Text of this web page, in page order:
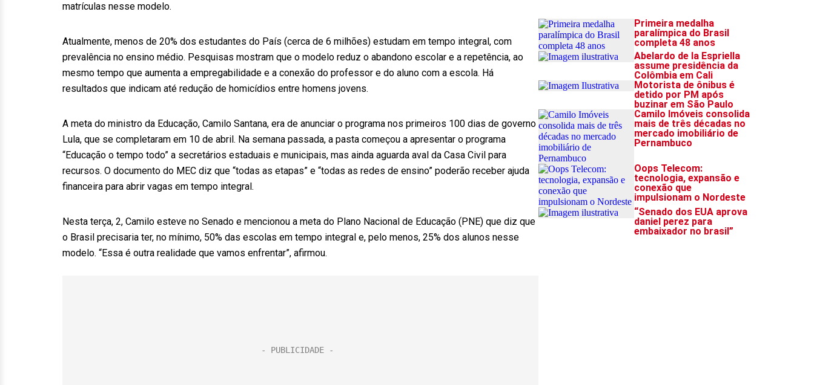
matrículas nesse modelo.
Atualmente, menos de 20% dos estudantes do País (cerca de 6 milhões) estudam em tempo integral, com
prevalência no ensino médio. Pesquisas mostram que o modelo reduz o abandono escolar e a repetência, ao
mesmo tempo que aumenta a empregabilidade e a conexão do professor e do aluno com a escola. Há
resultados que indicam até redução de homicídios entre homens jovens.
A meta do ministro da Educação, Camilo Santana, era de anunciar o programa nos primeiros 100 dias de governo
Lula, que se completaram em 10 de abril. Na semana passada, a pasta começou a apresentar o programa
“Educação o tempo todo” a secretários estaduais e municipais, mas ainda aguarda aval da Casa Civil para
recursos. O documento do MEC diz que “todas as etapas” e “todas as redes de ensino” poderão receber ajuda
financeira para abrir vagas em tempo integral.
Nesta terça, 2, Camilo esteve no Senado e mencionou a meta do Plano Nacional de Educação (PNE) que diz que
o Brasil precisaria ter, no mínimo, 50% das escolas em tempo integral e, pelo menos, 25% dos alunos nesse
modelo. “Essa é outra realidade que vamos enfrentar”, afirmou.